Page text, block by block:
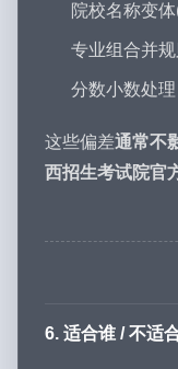
院校名称变
专业组合并
分数小数处理
这些偏差通常不
西招生考试院官
6. 适合谁 / 不适